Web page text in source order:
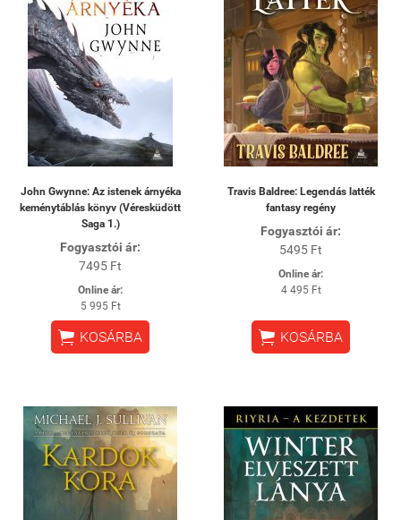
John Gwynne: Az istenek árnyéka
keménytáblás könyv (Véresküdött
Saga 1.)
Fogyasztói ár:
7495 Ft
Online ár:
5 995 Ft
 KOSÁRBA
Travis Baldree: Legendás latték
fantasy regény
Fogyasztói ár:
5495 Ft
Online ár:
4 495 Ft
 KOSÁRBA